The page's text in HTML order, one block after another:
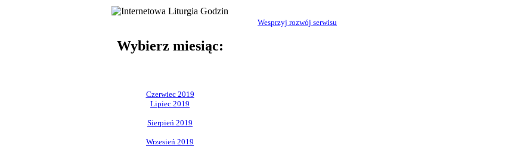
Wesprzyj rozwój serwisu
Wybierz miesiąc:
Czerwiec 2019
Lipiec 2019
Sierpień 2019
Wrzesień 2019